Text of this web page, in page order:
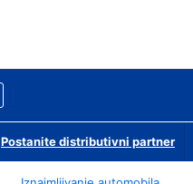
Postanite distributivni partner